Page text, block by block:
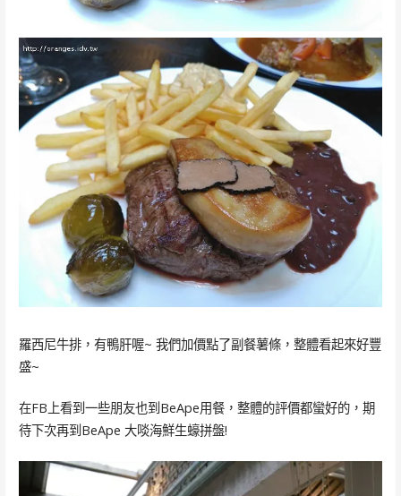
羅西尼牛排，有鴨肝喔~ 我們加價點了副餐薯條，整體看起來好豐
盛~
在FB上看到一些朋友也到BeApe用餐，整體的評價都蠻好的，期
待下次再到BeApe 大啖海鮮生蠔拼盤!